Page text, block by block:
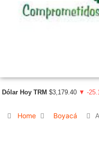
Dólar Hoy TRM $3,179.40 ▼ -
Home Boyacá